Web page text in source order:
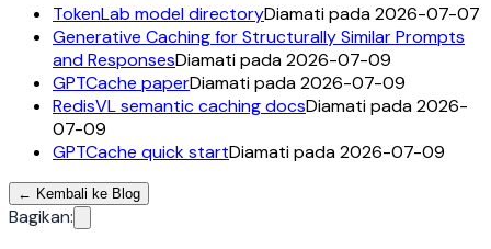
TokenLab model directoryDiamati pada 2026-07-07
Generative Caching for Structurally Similar Prompts
and ResponsesDiamati pada 2026-07-09
GPTCache paperDiamati pada 2026-07-09
RedisVL semantic caching docsDiamati pada 2026-
07-09
GPTCache quick startDiamati pada 2026-07-09
← Kembali ke Blog
Bagikan: